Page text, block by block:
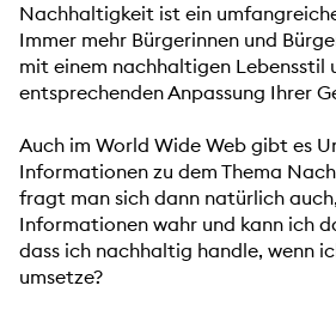
Nachhaltigkeit ist ein
Immer mehr Bürgerinnen und
mit einem nachhaltigen Lebensstil
entsprechenden Anpassung Ihrer
Auch im World Wide Web gibt es
Informationen zu dem Thema
fragt man sich dann natürlich
Informationen wahr und kann ich
dass ich nachhaltig handle, wenn
umsetze?